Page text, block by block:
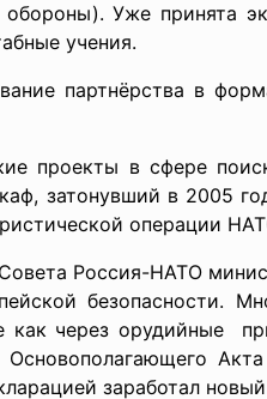
Уже принята
учения.
партнёрства в
проекты в сфере
затонувший в 2005
операции
Россия-НАТО
безопасности.
как через орудийные
заработал